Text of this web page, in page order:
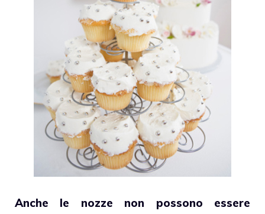
Anche le nozze non possono essere